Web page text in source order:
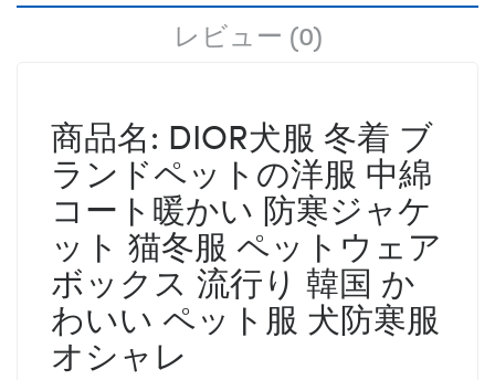
レビュー (0)
商品名: DIOR犬服 冬着 ブ
ランドペットの洋服 中綿
コート暖かい 防寒ジャケ
ット 猫冬服 ペットウェア
ボックス 流行り 韓国 か
わいい ペット服 犬防寒服
オシャレ